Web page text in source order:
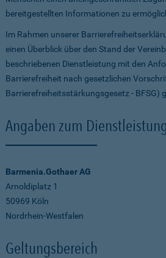
bereitgestellten Informationen zu
Im Rahmen unserer
einen Überblick über den Stand der
beschriebenen Dienstleistung mit den
Barrierefreiheit nach gesetzlichen
Barrierefreiheitsstärkungsgesetz - BFSG)
Angaben zum
Barmenia.Gothaer AG
Arnoldiplatz 1
50969 Köln
Nordrhein-Westfalen
Geltungsbereich